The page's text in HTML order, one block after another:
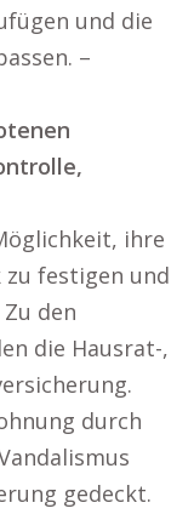
und die
–
ihre
zu festigen und
den
die Hausrat-,
durch
gedeckt.